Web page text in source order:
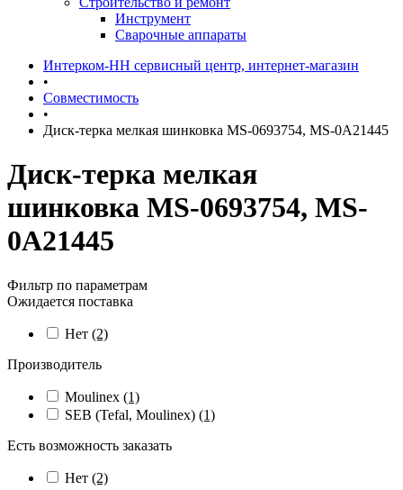
Инструмент
Сварочные аппараты
Интерком-НН сервисный центр, интернет-магазин
•
Совместимость
•
Диск-терка мелкая шинковка MS-0693754, MS-0A21445
Диск-терка мелкая
шинковка MS-0693754, MS-
0A21445
Фильтр по параметрам
Ожидается поставка
Нет (2)
Производитель
Moulinex (1)
SEB (Tefal, Moulinex) (1)
Есть возможность заказать
Нет (2)